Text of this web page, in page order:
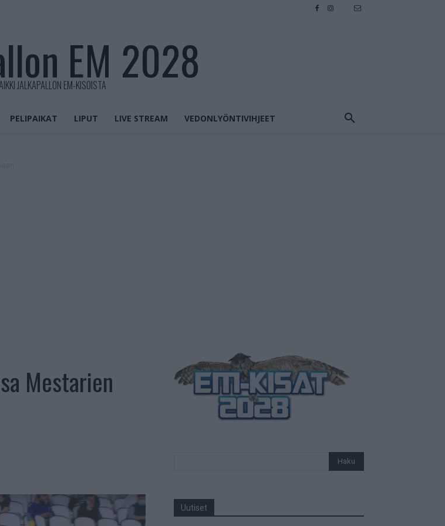
EM 2028
JALKAPALLON EM-KISOISTA
PELIPAIKAT LIPUT LIVE STREAM VEDONLYÖNTIVIHJEET
Mestarien
Uutiset